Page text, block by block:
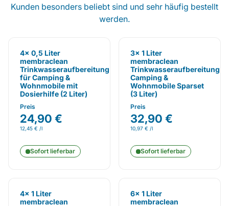
Kunden besonders beliebt sind und sehr häufig bestellt
werden.
4x 0,5 Liter
membraclean
Trinkwasseraufbereitung
für Camping &
Wohnmobile mit
Dosierhilfe (2 Liter)
Preis
24,90 €
12,45 € /l
Sofort lieferbar
3x 1 Liter
membraclean
Trinkwasseraufbereitung
Camping &
Wohnmobile Sparset
(3 Liter)
Preis
32,90 €
10,97 € /l
Sofort lieferbar
4x 1 Liter
membraclean
6x 1 Liter
membraclean